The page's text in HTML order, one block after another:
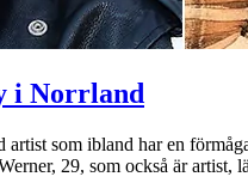
i Norrland
som ibland har en
29, som också är artist,